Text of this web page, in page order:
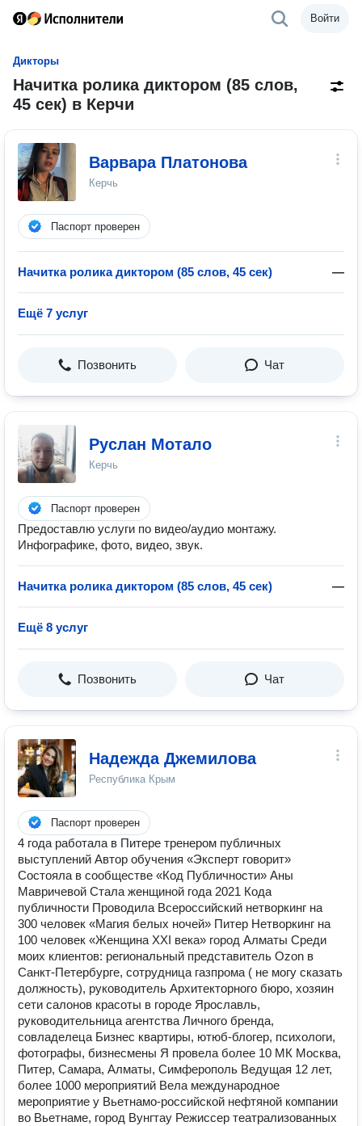
Войти
Дикторы
Начитка ролика диктором (85 слов,
45 сек) в Керчи
Варвара Платонова
Керчь
Паспорт проверен
Начитка ролика диктором (85 слов, 45 сек) —
Ещё 7 услуг
Позвонить Чат
Руслан Мотало
Керчь
Паспорт проверен
Предоставлю услуги по видео/aудио монтажу.
Инфографике, фото, видео, звук.
Начитка ролика диктором (85 слов, 45 сек) —
Ещё 8 услуг
Позвонить Чат
Надежда Джемилова
Республика Крым
Паспорт проверен
4 года работала в Питере тренером публичных
выступлений Автор обучения «Эксперт говорит»
Состояла в сообществе «Код Публичности» Аны
Мавричевой Стала женщиной года 2021 Кода
публичности Проводила Всероссийский нетворкинг на
300 человек «Магия белых ночей» Питер Нетворкинг на
100 человек «Женщина XXI века» город Алматы Среди
моих клиентов: региональный представитель Ozon в
Санкт-Петербурге, сотрудница газпрома ( не могу сказать
должность), руководитель Архитекторного бюро, хозяин
сети салонов красоты в городе Ярославль,
руководительница агентства Личного бренда,
совладелеца Бизнес квартиры, ютюб-блогер, психологи,
фотографы, бизнесмены Я провела более 10 МК Москва,
Питер, Самара, Алматы, Симферополь Ведущая 12 лет,
более 1000 мероприятий Вела международное
мероприятие у Вьетнамо-российской нефтяной компании
во Вьетнаме, город Вунгтау Режиссер театрализованных